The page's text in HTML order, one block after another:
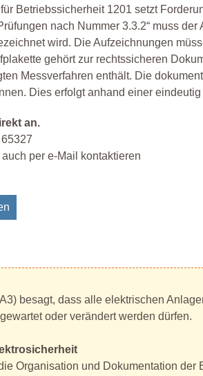
Betriebssicherheit 1201 setzt
nach Nummer 3.3.2“ muss
wird. Die Aufzeichnungen
gehört zur rechtssicheren
Messverfahren enthält. Die
Dies erfolgt anhand einer
an.
per e-Mail kontaktieren
besagt, dass alle elektrischen
oder verändert werden dürfen.
Organisation und Dokumentation der